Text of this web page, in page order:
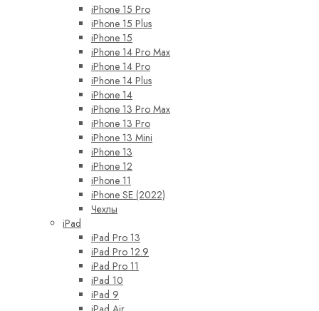
iPhone 15 Pro
iPhone 15 Plus
iPhone 15
iPhone 14 Pro Max
iPhone 14 Pro
iPhone 14 Plus
iPhone 14
iPhone 13 Pro Max
iPhone 13 Pro
iPhone 13 Mini
iPhone 13
iPhone 12
iPhone 11
iPhone SE (2022)
Чехлы
iPad
iPad Pro 13
iPad Pro 12.9
iPad Pro 11
iPad 10
iPad 9